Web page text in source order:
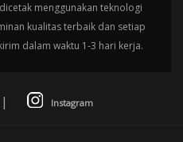
menggunakan teknologi
kualitas terbaik dan setiap
dalam waktu 1-3 hari kerja.
| Instagram